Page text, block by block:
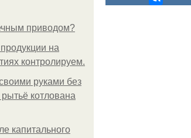
приводом?
на
контролируем.
руками без
котлована
капитального